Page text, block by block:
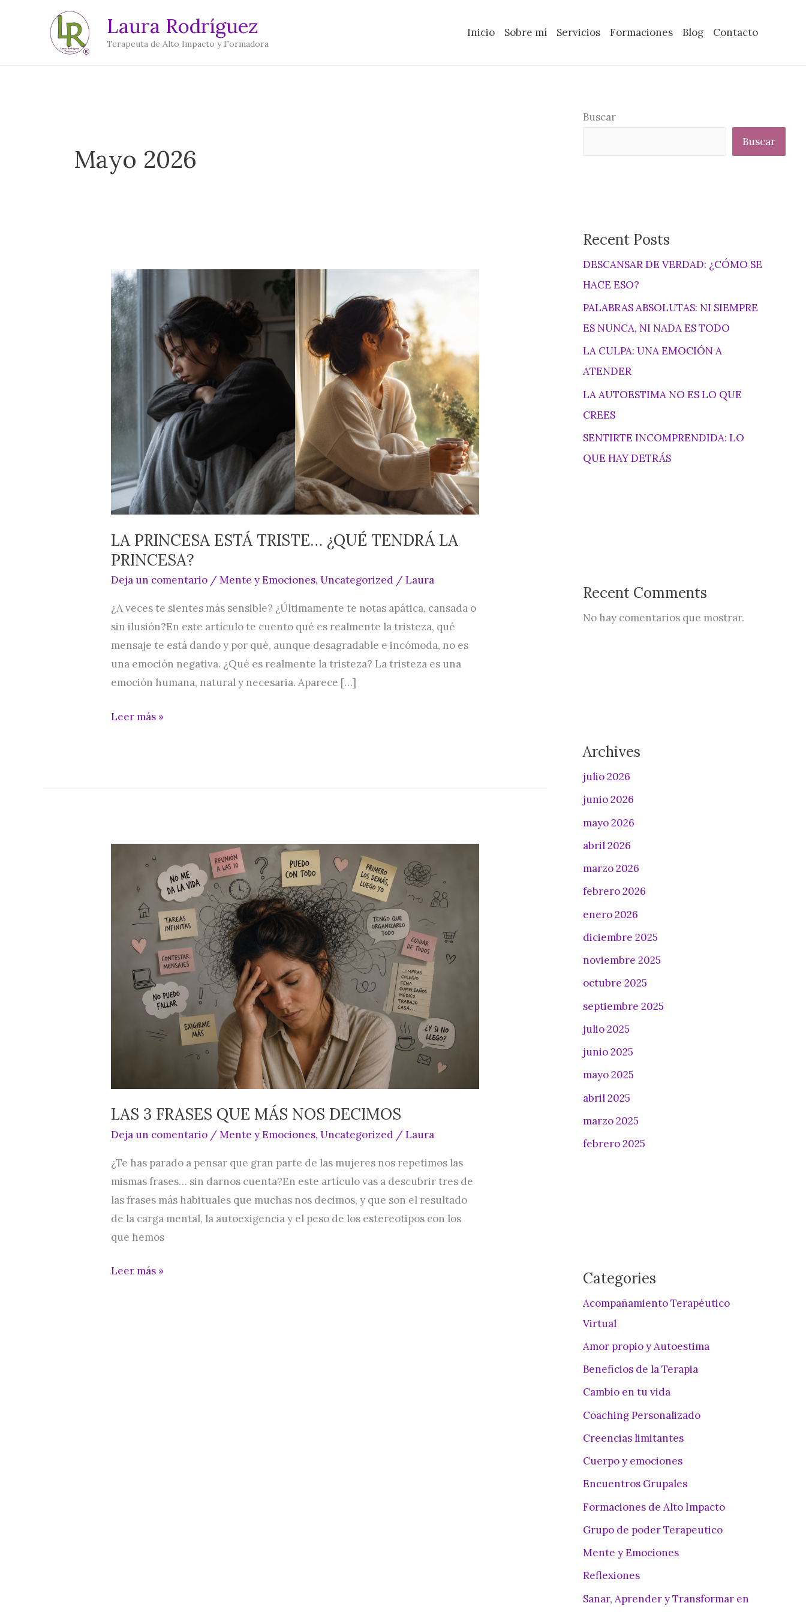
Laura Rodríguez
Terapeuta de Alto Impacto y Formadora
Inicio Sobre mí Servicios Formaciones Blog Contacto
Mayo 2026
LA PRINCESA ESTÁ TRISTE… ¿QUÉ TENDRÁ LA
PRINCESA?
Deja un comentario /Mente y Emociones,Uncategorized /Laura
¿A veces te sientes más sensible? ¿Últimamente te notas apática, cansada o
sin ilusión?En este artículo te cuento qué es realmente la tristeza, qué
mensaje te está dando y por qué, aunque desagradable e incómoda, no es
una emoción negativa. ¿Qué es realmente la tristeza? La tristeza es una
emoción humana, natural y necesaria. Aparece […]
LA
PRINCESA
ESTÁ
TRISTE…
¿QUÉ
TENDRÁ
PRINCESA?
Leer más »
LAS 3 FRASES QUE MÁS NOS DECIMOS
Deja un comentario /Mente y Emociones,Uncategorized /Laura
¿Te has parado a pensar que gran parte de las mujeres nos repetimos las
mismas frases… sin darnos cuenta?En este artículo vas a descubrir tres de
las frases más habituales que muchas nos decimos, y que son el resultado
de la carga mental, la autoexigencia y el peso de los estereotipos con los
que hemos
FRASES
MÁS
NOS
DECIMOS
Leer más »
Buscar
Buscar
Recent Posts
DESCANSAR DE VERDAD: ¿CÓMO SE
HACE ESO?
PALABRAS ABSOLUTAS: NI SIEMPRE
ES NUNCA, NI NADA ES TODO
LA CULPA: UNA EMOCIÓN A
ATENDER
LA AUTOESTIMA NO ES LO QUE
CREES
SENTIRTE INCOMPRENDIDA: LO
QUE HAY DETRÁS
Recent Comments
No hay comentarios que mostrar.
Archives
julio 2026
junio 2026
mayo 2026
abril 2026
marzo 2026
febrero 2026
enero 2026
diciembre 2025
noviembre 2025
octubre 2025
septiembre 2025
julio 2025
junio 2025
mayo 2025
abril 2025
marzo 2025
febrero 2025
Categories
Acompañamiento Terapéutico
Virtual
Amor propio y Autoestima
Beneficios de la Terapia
Cambio en tu vida
Coaching Personalizado
Creencias limitantes
Cuerpo y emociones
Encuentros Grupales
Formaciones de Alto Impacto
Grupo de poder Terapeutico
Mente y Emociones
Reflexiones
Sanar, Aprender y Transformar en